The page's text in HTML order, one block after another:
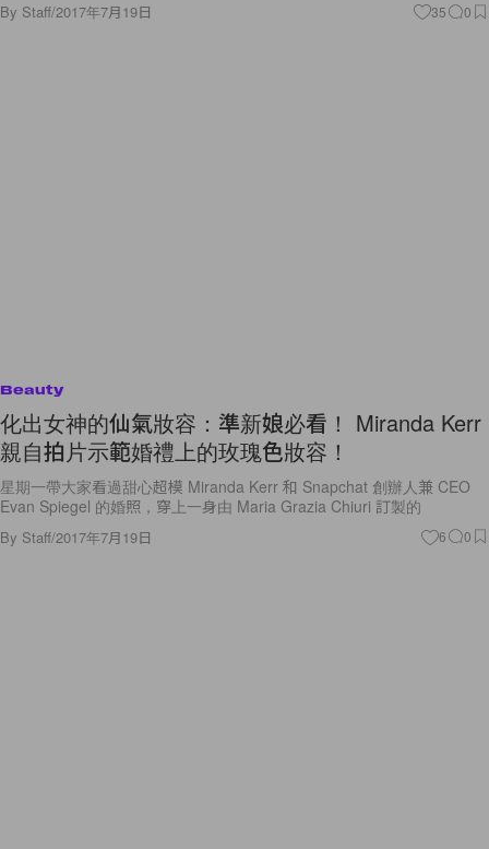
By Staff/2017年7月19日 35 0
Beauty
化出女神的仙氣妝容：準新娘必看！ Miranda Kerr
親自拍片示範婚禮上的玫瑰色妝容！
星期一帶大家看過甜心超模 Miranda Kerr 和 Snapchat 創辦人兼 CEO
Evan Spiegel 的婚照，穿上一身由 Maria Grazia Chiuri 訂製的
By Staff/2017年7月19日 6 0